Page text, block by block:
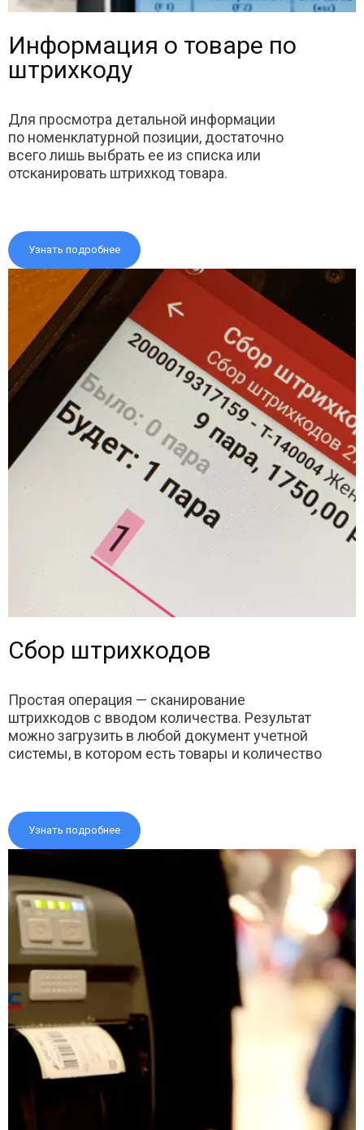
Информация о товаре по
штрихкоду
Для просмотра детальной информации
по номенклатурной позиции, достаточно
всего лишь выбрать ее из списка или
отсканировать штрихкод товара.
Узнать подробнее
Сбор штрихкодов
Простая операция — сканирование
штрихкодов с вводом количества. Результат
можно загрузить в любой документ учетной
системы, в котором есть товары и количество
Узнать подробнее